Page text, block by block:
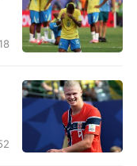
翼卫回撤，日本
队的阵型则变成
防守时，它在中
西队打的是单后
起防守重任有些